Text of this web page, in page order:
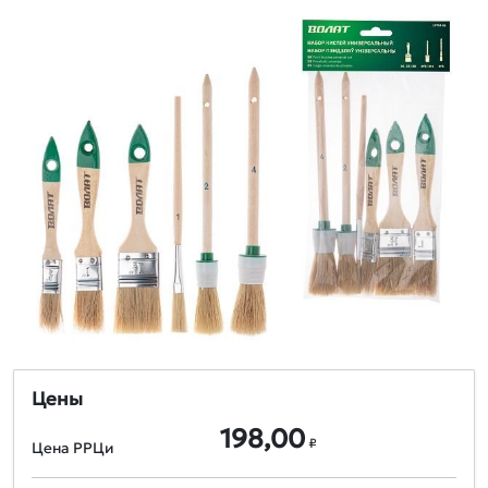
Цены
Цена РРЦи 198,00 ₽